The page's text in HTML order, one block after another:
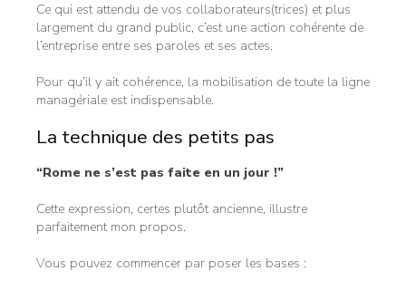
Ce qui est attendu de vos collaborateurs(trices) et plus
largement du grand public, c’est une action cohérente de
l’entreprise entre ses paroles et ses actes.
Pour qu’il y ait cohérence, la mobilisation de toute la ligne
managériale est indispensable.
La technique des petits pas
“Rome ne s’est pas faite en un jour !”
Cette expression, certes plutôt ancienne, illustre
parfaitement mon propos.
Vous pouvez commencer par poser les bases :